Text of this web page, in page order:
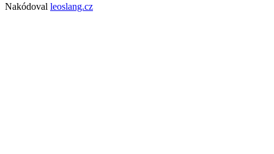
Nakódoval leoslang.cz